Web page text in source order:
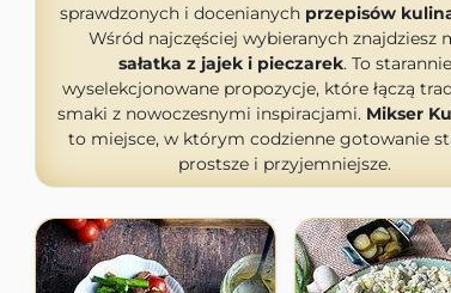
sprawdzonych i docenianych przepisów
Wśród najczęściej wybieranych znajdziesz
sałatka z jajek i pieczarek. To starannie
wyselekcjonowane propozycje, które łączą
smaki z nowoczesnymi inspiracjami. Mikser
to miejsce, w którym codzienne gotowanie
prostsze i przyjemniejsze.